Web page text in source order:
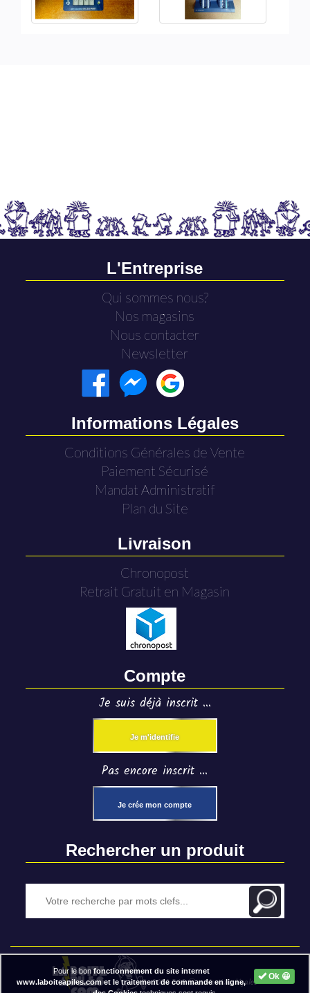
L'Entreprise
Qui sommes nous?
Nos magasins
Nous contacter
Newsletter
Informations Légales
Conditions Générales de Vente
Paiement Sécurisé
Mandat Administratif
Plan du Site
Livraison
Chronopost
Retrait Gratuit en Magasin
Compte
Je suis déjà inscrit ...
Je m'identifie
Pas encore inscrit ...
Je crée mon compte
Rechercher un produit
2020 BAP ⓒ - Mentions légales
Ok 😀
Pour le bonfonctionnement du site internet
www.laboiteapiles.com et le traitement de commande en ligne,